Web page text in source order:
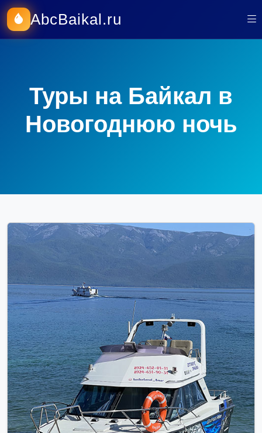
AbcBaikal.ru
Туры на Байкал в
Новогоднюю ночь